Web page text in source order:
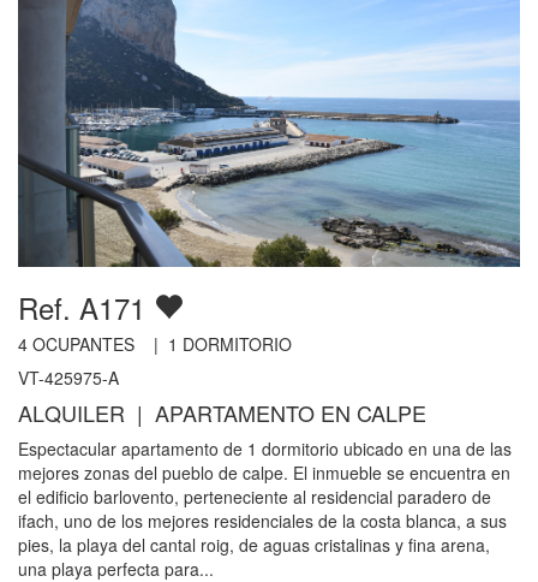
Ref. A171
4 OCUPANTES | 1 DORMITORIO
VT-425975-A
ALQUILER | APARTAMENTO EN CALPE
Espectacular apartamento de 1 dormitorio ubicado en una de las
mejores zonas del pueblo de calpe. El inmueble se encuentra en
el edificio barlovento, perteneciente al residencial paradero de
ifach, uno de los mejores residenciales de la costa blanca, a sus
pies, la playa del cantal roig, de aguas cristalinas y fina arena,
una playa perfecta para...